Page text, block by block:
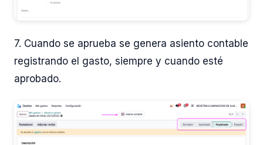
7. Cuando se aprueba se genera asiento contable
registrando el gasto, siempre y cuando esté
aprobado.